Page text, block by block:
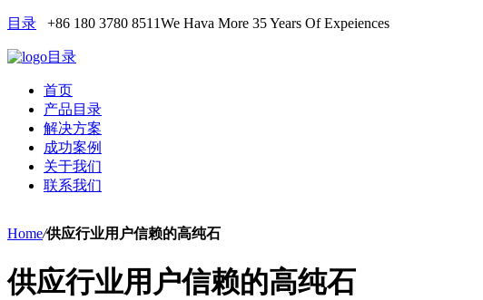
目录 +86 180 3780 8511We Hava More 35 Years Of Expeiences
目录
首页
产品目录
解决方案
成功案例
关于我们
联系我们
Home/供应行业用户信赖的高纯石
供应行业用户信赖的高纯石